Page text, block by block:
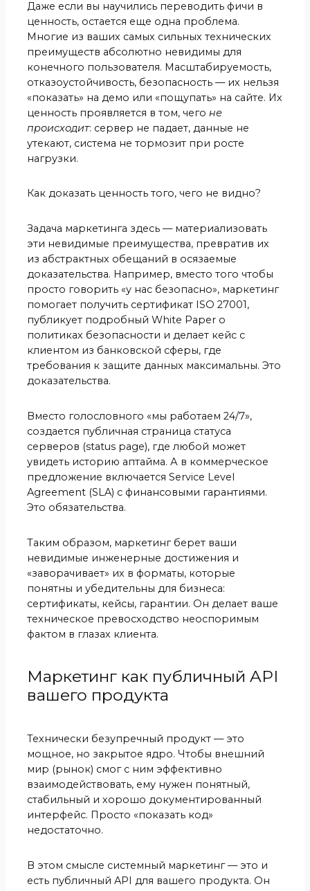
Даже если вы научились переводить фичи в
ценность, остается еще одна проблема.
Многие из ваших самых сильных технических
преимуществ абсолютно невидимы для
конечного пользователя. Масштабируемость,
отказоустойчивость, безопасность — их нельзя
«показать» на демо или «пощупать» на сайте. Их
ценность проявляется в том, чего не
происходит: сервер не падает, данные не
утекают, система не тормозит при росте
нагрузки.
Как доказать ценность того, чего не видно?
Задача маркетинга здесь — материализовать
эти невидимые преимущества, превратив их
из абстрактных обещаний в осязаемые
доказательства. Например, вместо того чтобы
просто говорить «у нас безопасно», маркетинг
помогает получить сертификат ISO 27001,
публикует подробный White Paper о
политиках безопасности и делает кейс с
клиентом из банковской сферы, где
требования к защите данных максимальны. Это
доказательства.
Вместо голословного «мы работаем 24/7»,
создается публичная страница статуса
серверов (status page), где любой может
увидеть историю аптайма. А в коммерческое
предложение включается Service Level
Agreement (SLA) с финансовыми гарантиями.
Это обязательства.
Таким образом, маркетинг берет ваши
невидимые инженерные достижения и
«заворачивает» их в форматы, которые
понятны и убедительны для бизнеса:
сертификаты, кейсы, гарантии. Он делает ваше
техническое превосходство неоспоримым
фактом в глазах клиента.
Маркетинг как публичный API
вашего продукта
Технически безупречный продукт — это
мощное, но закрытое ядро. Чтобы внешний
мир (рынок) смог с ним эффективно
взаимодействовать, ему нужен понятный,
стабильный и хорошо документированный
интерфейс. Просто «показать код»
недостаточно.
В этом смысле системный маркетинг — это и
есть публичный API для вашего продукта. Он